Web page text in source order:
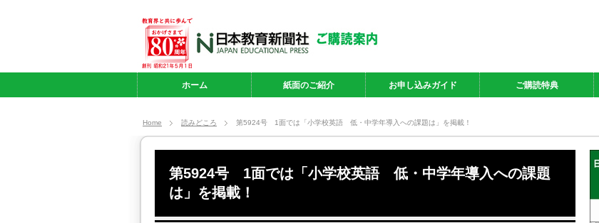
ホーム 紙面のご紹介 お申し込みガイド ご購読特典
Home 読みどころ 第5924号 1面では「小学校英語 低・中学年導入への課題は」を掲載！
第5924号 1面では「小学校英語 低・中学年導入への課題
は」を掲載！